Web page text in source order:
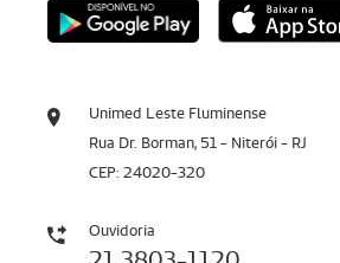
Unimed Leste Fluminense
Rua Dr. Borman, 51 - Niterói - RJ
CEP: 24020-320
Ouvidoria